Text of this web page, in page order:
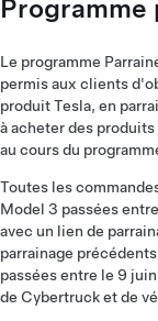
Le programme
permis aux clients
produit Tesla, en
à acheter des
au cours du
Toutes les
Model 3 passées
avec un lien de
parrainage
passées entre le 9
de Cybertruck et de